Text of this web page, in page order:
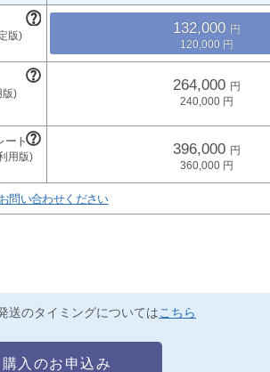
132,000
120,000
264,000
240,000
396,000
360,000
お問い合わせください
送のタイミングについてはこちら
購入のお申込み